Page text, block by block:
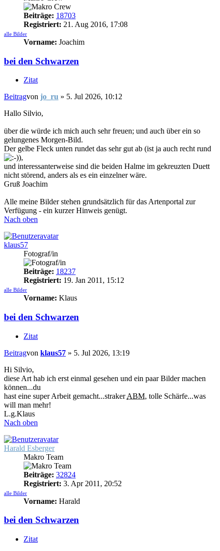
Beiträge: 18703
Registriert: 21. Aug 2016, 17:08
alle Bilder
Vorname: Joachim
bei den Schwarzen
Zitat
Beitragvon jo_ru » 5. Jul 2026, 10:12
Hallo Silvio,
über die würde ich mich auch sehr freuen; und auch über ein so
gelungenes Morgen-Bild.
Der gelbe Fleck unten rundet das sehr gut ab (ist ja auch recht rund
),
und interessanterweise sind die beiden Halme im gekreuzten Duett
nicht störend, anders als es ein einzelner wäre.
Gruß Joachim
Alle meine Bilder stehen grundsätzlich für das Artenportal zur
Verfügung - ein kurzer Hinweis genügt.
Nach oben
klaus57
Fotograf/in
Beiträge: 18237
Registriert: 19. Jan 2011, 15:12
alle Bilder
Vorname: Klaus
bei den Schwarzen
Zitat
Beitragvon klaus57 » 5. Jul 2026, 13:19
Hi Silvio,
diese Art hab ich erst einmal gesehen und ein paar Bilder machen
können...du
hast eine super Arbeit gemacht...strakerABM, tolle Schärfe...was
will man mehr!
L.g.Klaus
Nach oben
Harald Esberger
Makro Team
Beiträge: 32824
Registriert: 3. Apr 2011, 20:52
alle Bilder
Vorname: Harald
bei den Schwarzen
Zitat